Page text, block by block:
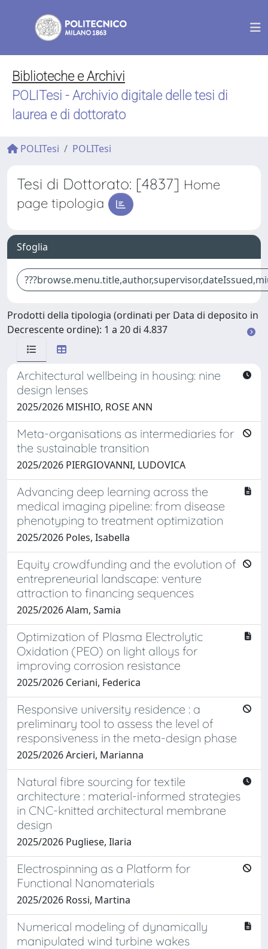
Biblioteche e Archivi
POLITesi - Archivio digitale delle tesi di
laurea e di dottorato
POLITesi POLITesi
Tesi di Dottorato: [4837] Home
page tipologia
Sfoglia
Prodotti della tipologia (ordinati per Data di deposito in
Decrescente ordine): 1 a 20 di 4.837
Architectural wellbeing in housing: nine
design lenses
2025/2026 MISHIO, ROSE ANN
Meta-organisations as intermediaries for
the sustainable transition
2025/2026 PIERGIOVANNI, LUDOVICA
Advancing deep learning across the
medical imaging pipeline: from disease
phenotyping to treatment optimization
2025/2026 Poles, Isabella
Equity crowdfunding and the evolution of
entrepreneurial landscape: venture
attraction to financing sequences
2025/2026 Alam, Samia
Optimization of Plasma Electrolytic
Oxidation (PEO) on light alloys for
improving corrosion resistance
2025/2026 Ceriani, Federica
Responsive university residence : a
preliminary tool to assess the level of
responsiveness in the meta-design phase
2025/2026 Arcieri, Marianna
Natural fibre sourcing for textile
architecture : material-informed strategies
in CNC-knitted architectural membrane
design
2025/2026 Pugliese, Ilaria
Electrospinning as a Platform for
Functional Nanomaterials
2025/2026 Rossi, Martina
Numerical modeling of dynamically
manipulated wind turbine wakes